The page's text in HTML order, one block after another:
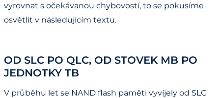
vyrovnat s očekávanou chybovostí, to se pokusíme
osvětlit v následujícím textu.
OD SLC PO QLC, OD STOVEK MB PO
JEDNOTKY TB
V průběhu let se NAND flash paměti vyvíjely od SLC